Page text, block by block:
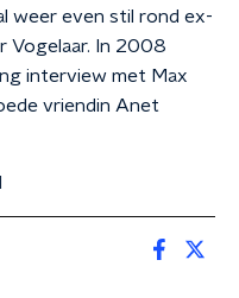
weer even stil rond ex-
Vogelaar. In 2008
interview met Max
vriendin Anet